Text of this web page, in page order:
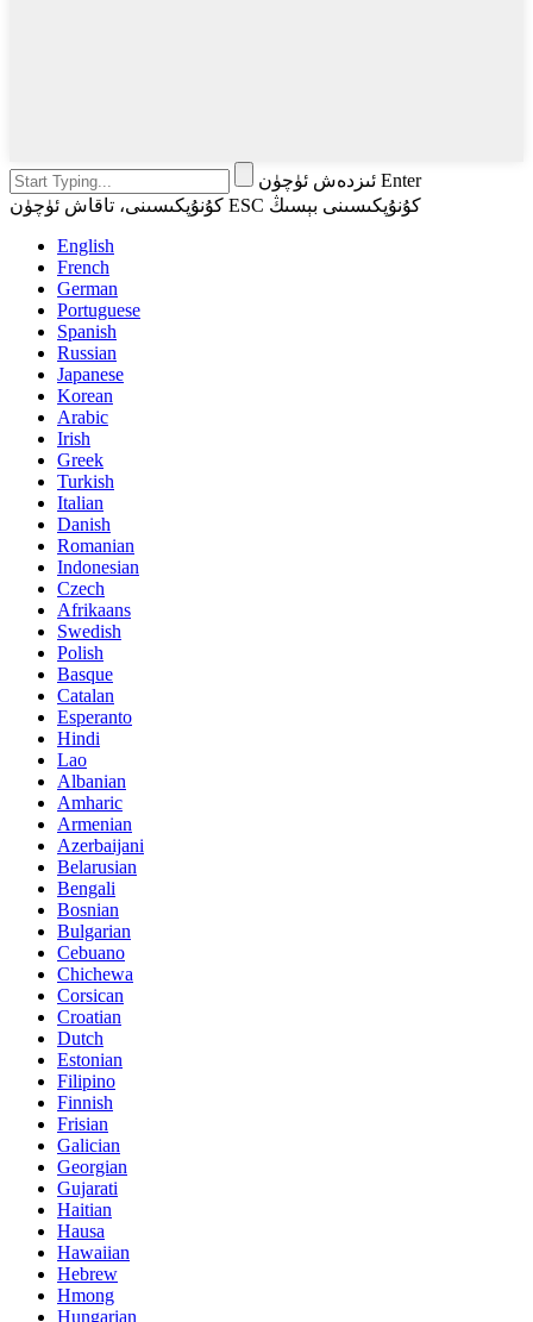
ئىزدەش ئۈچۈن Enter
كۇنۇپكىسىنى، تاقاش ئۈچۈن ESC كۇنۇپكىسىنى بېسىڭ
English
French
German
Portuguese
Spanish
Russian
Japanese
Korean
Arabic
Irish
Greek
Turkish
Italian
Danish
Romanian
Indonesian
Czech
Afrikaans
Swedish
Polish
Basque
Catalan
Esperanto
Hindi
Lao
Albanian
Amharic
Armenian
Azerbaijani
Belarusian
Bengali
Bosnian
Bulgarian
Cebuano
Chichewa
Corsican
Croatian
Dutch
Estonian
Filipino
Finnish
Frisian
Galician
Georgian
Gujarati
Haitian
Hausa
Hawaiian
Hebrew
Hmong
Hungarian